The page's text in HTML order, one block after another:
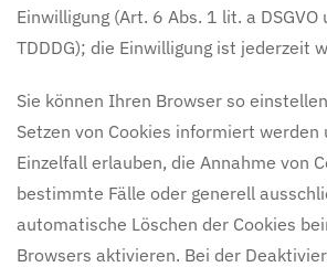
Einwilligung (Art. 6 Abs. 1 lit. a DSGVO
TDDDG); die Einwilligung ist jederzeit
Sie können Ihren Browser so
Setzen von Cookies informiert werden
Einzelfall erlauben, die Annahme von
bestimmte Fälle oder generell
automatische Löschen der Cookies
Browsers aktivieren. Bei der